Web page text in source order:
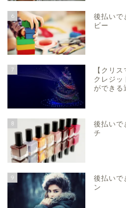
6
後払いで
ビー
7
【クリ
クレジッ
ができる
8
後払いで
チ
9
後払いで
ン